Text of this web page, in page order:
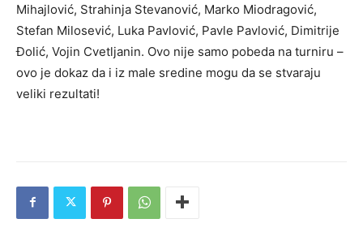
Mihajlović, Strahinja Stevanović, Marko Miodragović,
Stefan Milosević, Luka Pavlović, Pavle Pavlović, Dimitrije
Đolić, Vojin Cvetljanin. Ovo nije samo pobeda na turniru –
ovo je dokaz da i iz male sredine mogu da se stvaraju
veliki rezultati!